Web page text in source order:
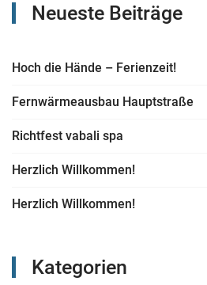
Neueste Beiträge
Hoch die Hände – Ferienzeit!
Fernwärmeausbau Hauptstraße
Richtfest vabali spa
Herzlich Willkommen!
Herzlich Willkommen!
Kategorien